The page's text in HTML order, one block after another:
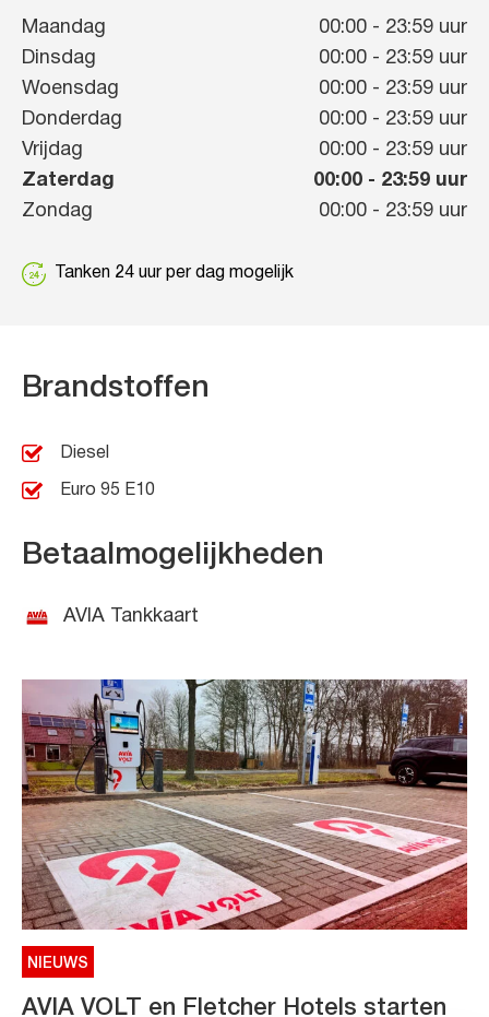
Maandag 00:00 - 23:59 uur
Dinsdag
00:00 - 23:59 uur
Woensdag
00:00 - 23:59 uur
Donderdag
00:00 - 23:59 uur
Vrijdag
00:00 - 23:59 uur
Zaterdag
00:00 - 23:59 uur
Zondag
00:00 - 23:59 uur
Tanken 24 uur per dag mogelijk
Brandstoffen
Diesel
Euro 95 E10
Betaalmogelijkheden
AVIA Tankkaart
NIEUWS
AVIA VOLT en Fletcher Hotels starten